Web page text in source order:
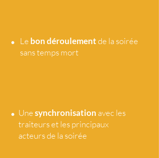
• Le bon déroulementde la soirée
sans temps mort
• Unesynchronisation avec les
traiteurs et les principaux
acteurs de la soirée